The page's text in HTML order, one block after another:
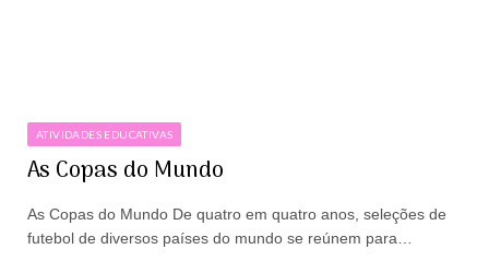
ATIVIDADES EDUCATIVAS
As Copas do Mundo
As Copas do Mundo De quatro em quatro anos, seleções de
futebol de diversos países do mundo se reúnem para…